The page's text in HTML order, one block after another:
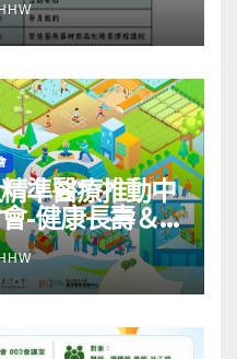
準醫療推動中
-健康長壽＆